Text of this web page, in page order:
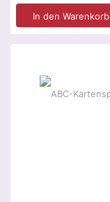
In den Warenkorb